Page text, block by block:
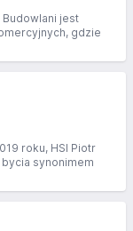
Budowlani jest
gdzie
roku, HSI Piotr
synonimem